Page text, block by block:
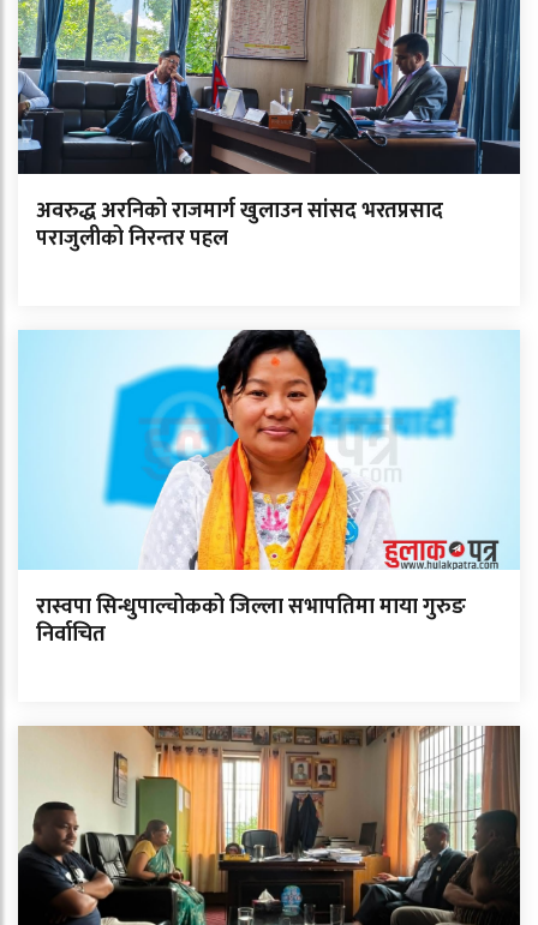
अवरुद्ध अरनिको राजमार्ग खुलाउन सांसद भरतप्रसाद
पराजुलीको निरन्तर पहल
रास्वपा सिन्धुपाल्चोकको जिल्ला सभापतिमा माया गुरुङ
निर्वाचित